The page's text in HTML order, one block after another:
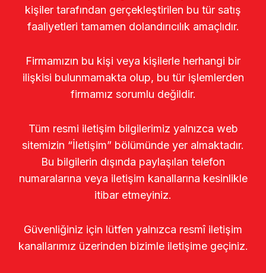
kişiler tarafından gerçekleştirilen bu tür satış
faaliyetleri tamamen dolandırıcılık amaçlıdır.
Firmamızın bu kişi veya kişilerle herhangi bir
ilişkisi bulunmamakta olup, bu tür işlemlerden
firmamız sorumlu değildir.
Tüm resmi iletişim bilgilerimiz yalnızca web
sitemizin “İletişim” bölümünde yer almaktadır.
Bu bilgilerin dışında paylaşılan telefon
numaralarına veya iletişim kanallarına kesinlikle
itibar etmeyiniz.
Güvenliğiniz için lütfen yalnızca resmî iletişim
kanallarımız üzerinden bizimle iletişime geçiniz.